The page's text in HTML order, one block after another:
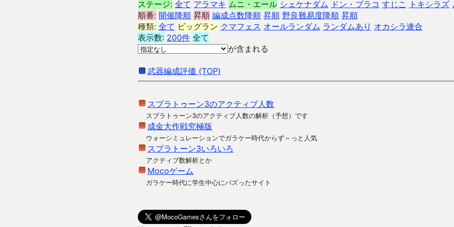
ステージ: 全て アラマキ ムニ・エール シェケナダム ドン・ブラコ すじこ トキシラズ
順番: 開催降順 昇順 編成点数降順 昇順 野良難易度降順 昇順
種類: 全て ビッグラン クマフェス オールランダム ランダムあり オカシラ連合
表示数: 200件 全て
が含まれる
武器編成評価 (TOP)
スプラトゥーン3のアクティブ人数
スプラトゥーン3のアクティブ人数の解析（予想）です
成金大作戦究極版
ウォーシミュレーションでガラケー時代からず～っと人気
スプラトーン3いろいろ
アクティブ数解析とか
Mocoゲーム
ガラケー時代に学生中心にバズったサイト